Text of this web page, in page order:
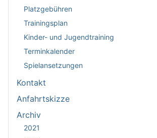
Platzgebühren
Trainingsplan
Kinder- und Jugendtraining
Terminkalender
Spielansetzungen
Kontakt
Anfahrtskizze
Archiv
2021